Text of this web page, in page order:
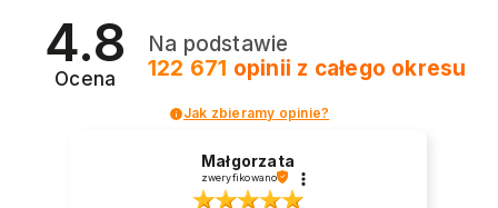
2026? Znajdź inspirację dla swojego manicure!
4.8
Ocena
Na podstawie
122 671 opinii z całego okresu
Jak zbieramy opinie?
Małgorzata
zweryfikowano